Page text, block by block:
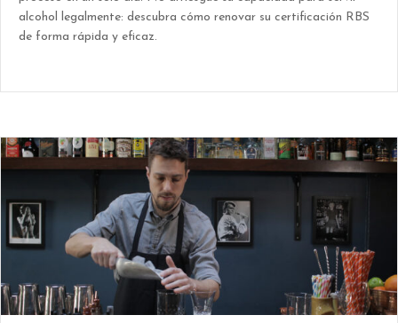
alcohol legalmente: descubra cómo renovar su certificación RBS
de forma rápida y eficaz.